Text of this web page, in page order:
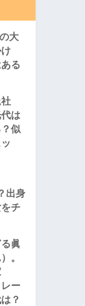
大
る
は
似
出身
チ
眞
。
ー
？